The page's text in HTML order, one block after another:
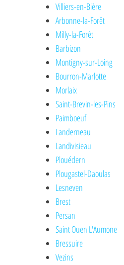
Villiers-en-Bière
Arbonne-la-Forêt
Milly-la-Forêt
Barbizon
Montigny-sur-Loing
Bourron-Marlotte
Morlaix
Saint-Brevin-les-Pins
Paimboeuf
Landerneau
Landivisieau
Plouédern
Plougastel-Daoulas
Lesneven
Brest
Persan
Saint Ouen L'Aumone
Bressuire
Vezins